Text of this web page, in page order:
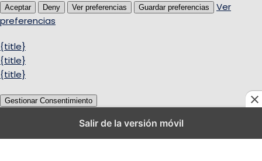
Aceptar Deny Ver preferencias Guardar preferencias
Ver
preferencias
{title}
{title}
{title}
Gestionar Consentimiento
Salir de la versión móvil